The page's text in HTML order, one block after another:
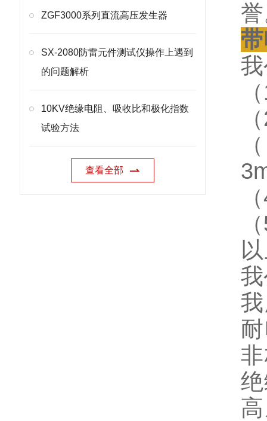
ZGF3000系列直流高压发生器
SX-2080防雷元件测试仪操作上遇到
的问题解析
10KV绝缘电阻、吸收比和极化指数
试验方法
查看全部